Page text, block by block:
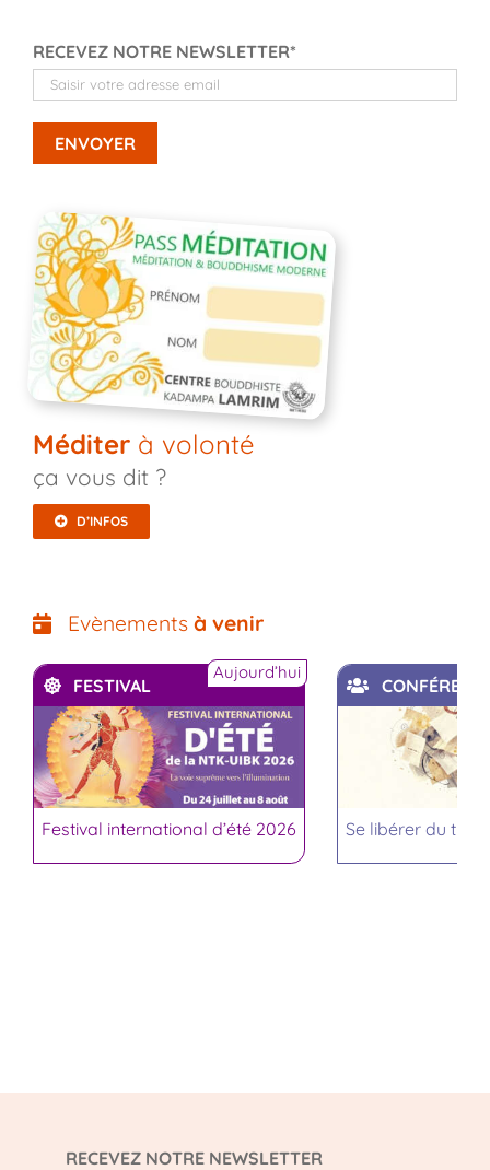
RECEVEZ NOTRE NEWSLETTER*
Méditerà volonté
ça vous dit ?
D’INFOS
Evènements à venir
FESTIVAL
Aujourd’hui
Festival international d’été 2026 Se libérer du
RECEVEZ NOTRE NEWSLETTER